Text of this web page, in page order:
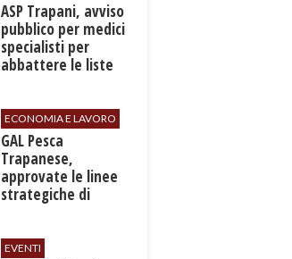
ASP Trapani, avviso
pubblico per medici
specialisti per
abbattere le liste
ECONOMIA E LAVORO
GAL Pesca
Trapanese,
approvate le linee
strategiche di
settembre
EVENTI